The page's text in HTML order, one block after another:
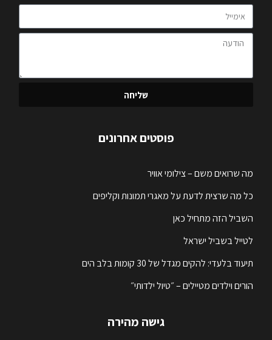
שליחה
פוסטים אחרונים
מה שרואים משם – צילומי אוויר
כל מה שרצית לדעת על מאגרי תמונות וקליפים
השביל הזה מתחיל כאן
לטייל בשביל ישראל
תיעוד בלעדי: להקים מגדל של 30 קומות בלב הים
הורים וילדים מטיילים – ״טיול ילדותי״
גישה מהירה